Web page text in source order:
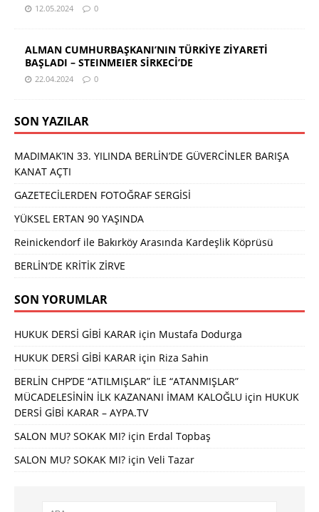
12.05.2024 0
ALMAN CUMHURBAŞKANI’NIN TÜRKİYE ZİYARETİ
BAŞLADI – STEINMEIER SİRKECİ’DE
22.04.2024 0
SON YAZILAR
MADIMAK’IN 33. YILINDA BERLİN’DE GÜVERCİNLER BARIŞA
KANAT AÇTI
GAZETECİLERDEN FOTOĞRAF SERGİSİ
YÜKSEL ERTAN 90 YAŞINDA
Reinickendorf ile Bakırköy Arasında Kardeşlik Köprüsü
BERLİN’DE KRİTİK ZİRVE
SON YORUMLAR
HUKUK DERSİ GİBİ KARAR için Mustafa Dodurga
HUKUK DERSİ GİBİ KARAR için Riza Sahin
BERLİN CHP’DE “ATILMIŞLAR” İLE “ATANMIŞLAR”
MÜCADELESİNİN İLK KAZANANI İMAM KALOĞLU için HUKUK
DERSİ GİBİ KARAR – AYPA.TV
SALON MU? SOKAK MI? için Erdal Topbaş
SALON MU? SOKAK MI? için Veli Tazar